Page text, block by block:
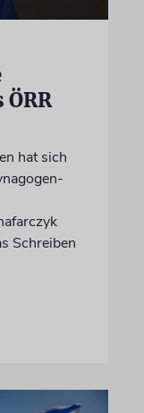
hat sich
Schreiben